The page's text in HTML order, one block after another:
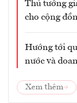
Thủ tướng
cho cộng
Hướng tới
nước và
Xem thêm